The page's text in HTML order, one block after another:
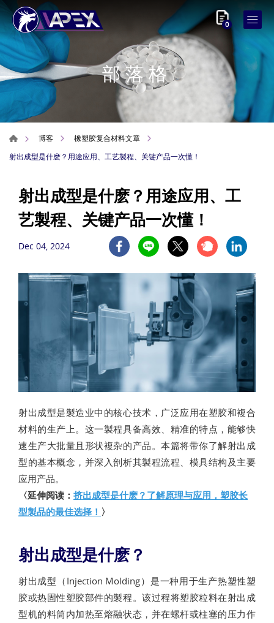
0
部落格
博客
橡塑胶复合材料文章
射出成型是什麽？用途应用、工艺製程、关键产品一次懂！
射出成型是什麽？用途应用、工
艺製程、关键产品一次懂！
Dec 04, 2024
射出成型是製造业中的核心技术，广泛应用在塑胶和複合
材料的生产上。这一製程具备高效、精准的特点，能够快
速生产大批量且形状複杂的产品。本篇将带你了解射出成
型的基本概念，并深入剖析其製程流程、模具结构及主要
应用产品。
〈延伸阅读： 挤出成型是什麽？了解原理与应用，塑胶长
型製品的最佳选择！ 〉
射出成型是什麽？
射出成型（Injection Molding）是一种用于生产热塑性塑
胶或热固性塑胶部件的製程。该过程将塑胶粒料在射出成
型机的料筒内加热至熔融状态，并在螺杆或柱塞的压力作